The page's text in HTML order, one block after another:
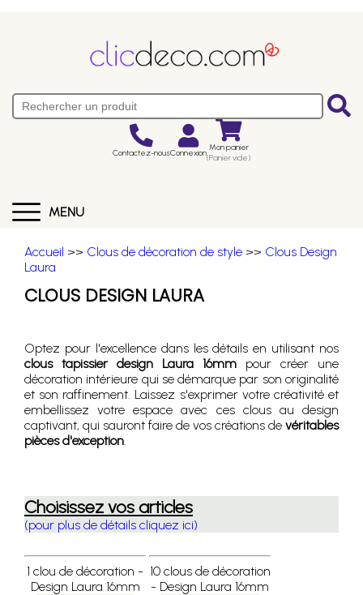
Contactez-nousConnexion Mon panier
(Panier vide)
MENU
Accueil >> Clous de décoration de style >> Clous Design
Laura
CLOUS DESIGN LAURA
Optez pour l'excellence dans les détails en utilisant nos
clous tapissier design Laura 16mm pour créer une
décoration intérieure qui se démarque par son originalité
et son raffinement. Laissez s'exprimer votre créativité et
embellissez votre espace avec ces clous au design
captivant, qui sauront faire de vos créations de véritables
pièces d'exception.
Choisissez vos articles
(pour plus de détails cliquez ici)
1 clou de décoration -
Design Laura 16mm
10 clous de décoration
- Design Laura 16mm